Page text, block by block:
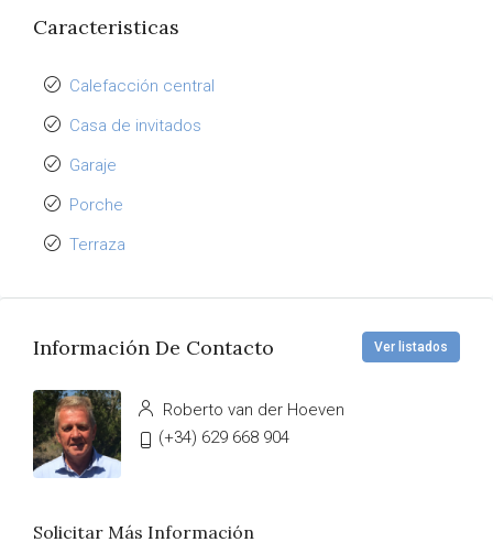
Caracteristicas
Calefacción central
Casa de invitados
Garaje
Porche
Terraza
Información De Contacto Ver listados
Roberto van der Hoeven
(+34) 629 668 904
Solicitar Más Información